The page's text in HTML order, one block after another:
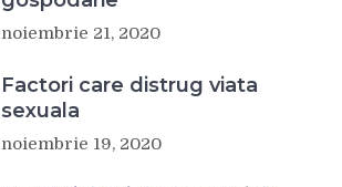
noiembrie 21, 2020
Factori care distrug viata
sexuala
noiembrie 19, 2020